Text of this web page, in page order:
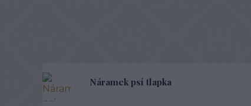
Náramek psí tlapka